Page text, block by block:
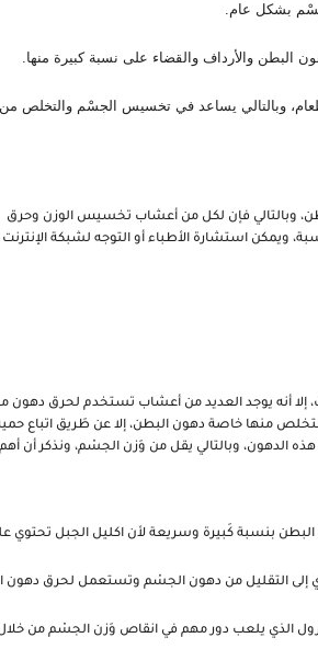
بشكل عام.
والأرداف والقضاء على نسبة كبيرة منها.
بنسبة كَبيرة وسريعة لأن اكليل الجبل تحتوي
إلى التقليل من دهون الجسْم وتستعمل لحرق دهون